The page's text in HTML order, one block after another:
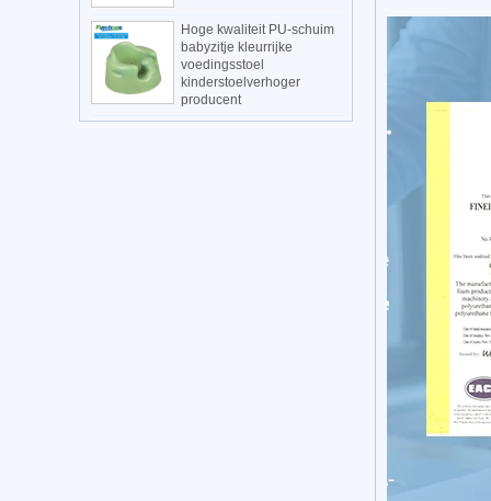
Hoge kwaliteit PU-schuim
babyzitje kleurrijke
voedingsstoel
kinderstoelverhoger
producent